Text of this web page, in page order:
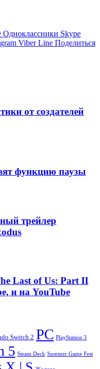
Одноклассники Skype
Viber Line Поделиться
от создателей
функцию паузы
трейлер
Last of Us: Part II
и на YouTube
Switch 2 PC PlayStation 3
5 Steam Deck Summer Game Fest